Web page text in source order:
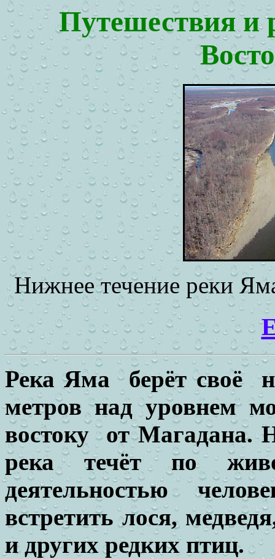
Путешествия и
Нижнее течение реки
Река Яма берёт своё
метров над уровнем
востоку от Магадана.
река течёт по
деятельностью
встретить лося,
и других редких птиц.